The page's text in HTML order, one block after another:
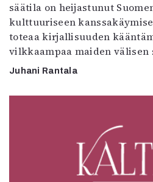
säätila on heijastunut
kulttuuriseen
toteaa kirjallisuuden
vilkkaampaa maiden välisen
Juhani Rantala